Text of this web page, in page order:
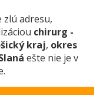
zlú adresu,
chirurg -
kraj, okres
ešte nie je v